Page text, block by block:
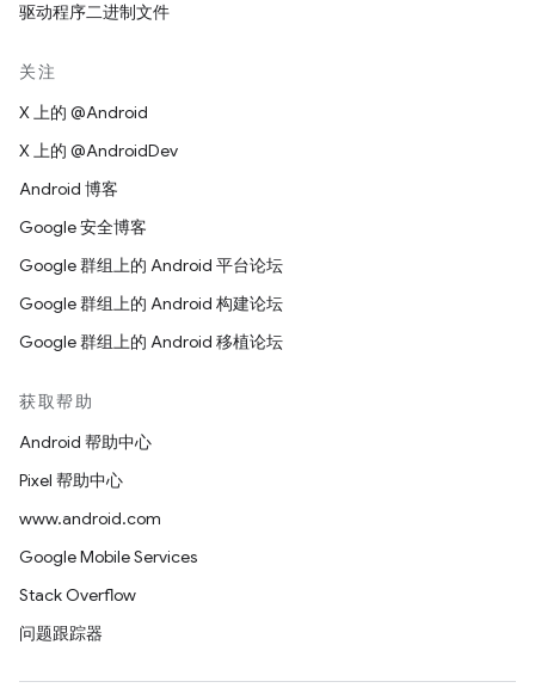
驱动程序二进制文件
关注
X 上的 @Android
X 上的 @AndroidDev
Android 博客
Google 安全博客
Google 群组上的 Android 平台论坛
Google 群组上的 Android 构建论坛
Google 群组上的 Android 移植论坛
获取帮助
Android 帮助中心
Pixel 帮助中心
www.android.com
Google Mobile Services
Stack Overflow
问题跟踪器